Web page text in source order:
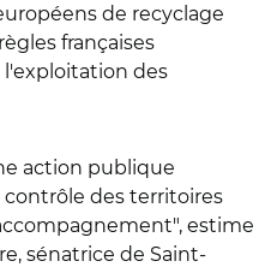
de recyclage
françaises
des
action publique
des territoires
estime
sénatrice de Saint-